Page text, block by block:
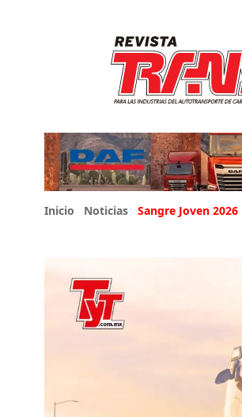
Inicio Noticias Sangre Joven 2026